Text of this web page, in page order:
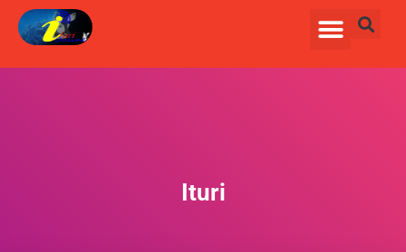
Ituri